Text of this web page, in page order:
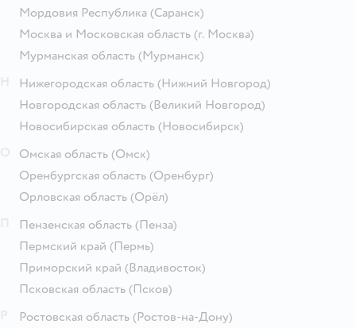
Мордовия Республика (Саранск)
Москва и Московская область (г. Москва)
Мурманская область (Мурманск)
Нижегородская область (Нижний Новгород)
Новгородская область (Великий Новгород)
Новосибирская область (Новосибирск)
Омская область (Омск)
Оренбургская область (Оренбург)
Орловская область (Орёл)
Пензенская область (Пенза)
Пермский край (Пермь)
Приморский край (Владивосток)
Псковская область (Псков)
Ростовская область (Ростов-на-Дону)